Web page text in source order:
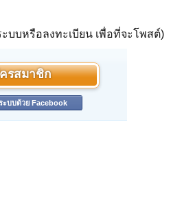
บบหรือลงทะเบียน เพื่อที่จะโพสต์)
รสมาชิก
ะบบด้วย Facebook